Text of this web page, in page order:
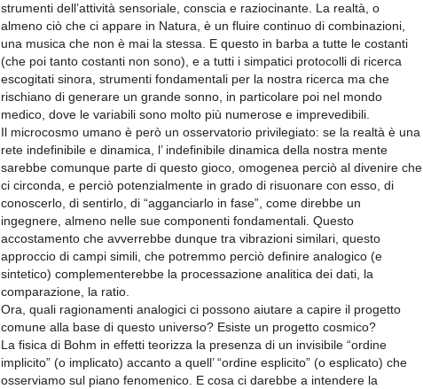
strumenti dell’attività sensoriale, conscia e raziocinante. La realtà, o
almeno ciò che ci appare in Natura, è un fluire continuo di combinazioni,
una musica che non è mai la stessa. E questo in barba a tutte le costanti
(che poi tanto costanti non sono), e a tutti i simpatici protocolli di ricerca
escogitati sinora, strumenti fondamentali per la nostra ricerca ma che
rischiano di generare un grande sonno, in particolare poi nel mondo
medico, dove le variabili sono molto più numerose e imprevedibili.
Il microcosmo umano è però un osservatorio privilegiato: se la realtà è una
rete indefinibile e dinamica, l’ indefinibile dinamica della nostra mente
sarebbe comunque parte di questo gioco, omogenea perciò al divenire che
ci circonda, e perciò potenzialmente in grado di risuonare con esso, di
conoscerlo, di sentirlo, di “agganciarlo in fase”, come direbbe un
ingegnere, almeno nelle sue componenti fondamentali. Questo
accostamento che avverrebbe dunque tra vibrazioni similari, questo
approccio di campi simili, che potremmo perciò definire analogico (e
sintetico) complementerebbe la processazione analitica dei dati, la
comparazione, la ratio.
Ora, quali ragionamenti analogici ci possono aiutare a capire il progetto
comune alla base di questo universo? Esiste un progetto cosmico?
La fisica di Bohm in effetti teorizza la presenza di un invisibile “ordine
implicito” (o implicato) accanto a quell’ “ordine esplicito” (o esplicato) che
osserviamo sul piano fenomenico. E cosa ci darebbe a intendere la